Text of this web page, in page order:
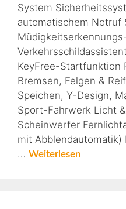
System
automatischem Notruf
KeyFree-Startfunktion
Bremsen, Felgen &
Speichen, Y-Design,
Sport-Fahrwerk Licht
Scheinwerfer
mit
… Weiterlesen